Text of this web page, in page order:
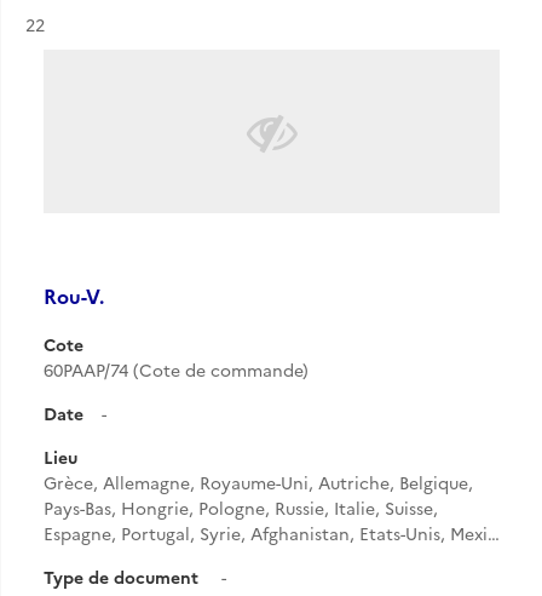
Résultat n°
22
Rou-V.
Cote
60PAAP/74 (Cote de commande)
Date
-
Lieu
Grèce, Allemagne, Royaume-Uni, Autriche, Belgique,
Pays-Bas, Hongrie, Pologne, Russie, Italie, Suisse,
Espagne, Portugal, Syrie, Afghanistan, Etats-Unis, Mexi…
Type de document
-